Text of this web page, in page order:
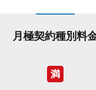
月極契約種別料
満